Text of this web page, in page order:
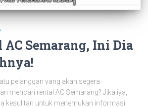
AC Semarang, Ini Dia
pelanggan yang akan segera
mencari rental AC Semarang? Jika iya,
kesulitan untuk menemukan informasi